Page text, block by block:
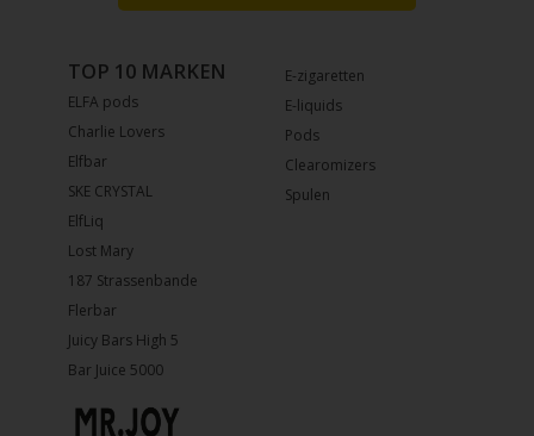
E-zigaretten
E-liquids
Pods
Clearomizers
Spulen
TOP 10 MARKEN
ELFA pods
Charlie Lovers
Elfbar
SKE CRYSTAL
ElfLiq
Lost Mary
187 Strassenbande
Flerbar
Juicy Bars High 5
Bar Juice 5000